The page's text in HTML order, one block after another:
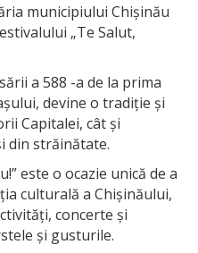
municipiului Chișinău
„Te Salut,
a 588 -a de la prima
devine o tradiție și
Capitalei, cât și
din străinătate.
este o ocazie unică de a
culturală a Chișinăului,
concerte şi
și gusturile.